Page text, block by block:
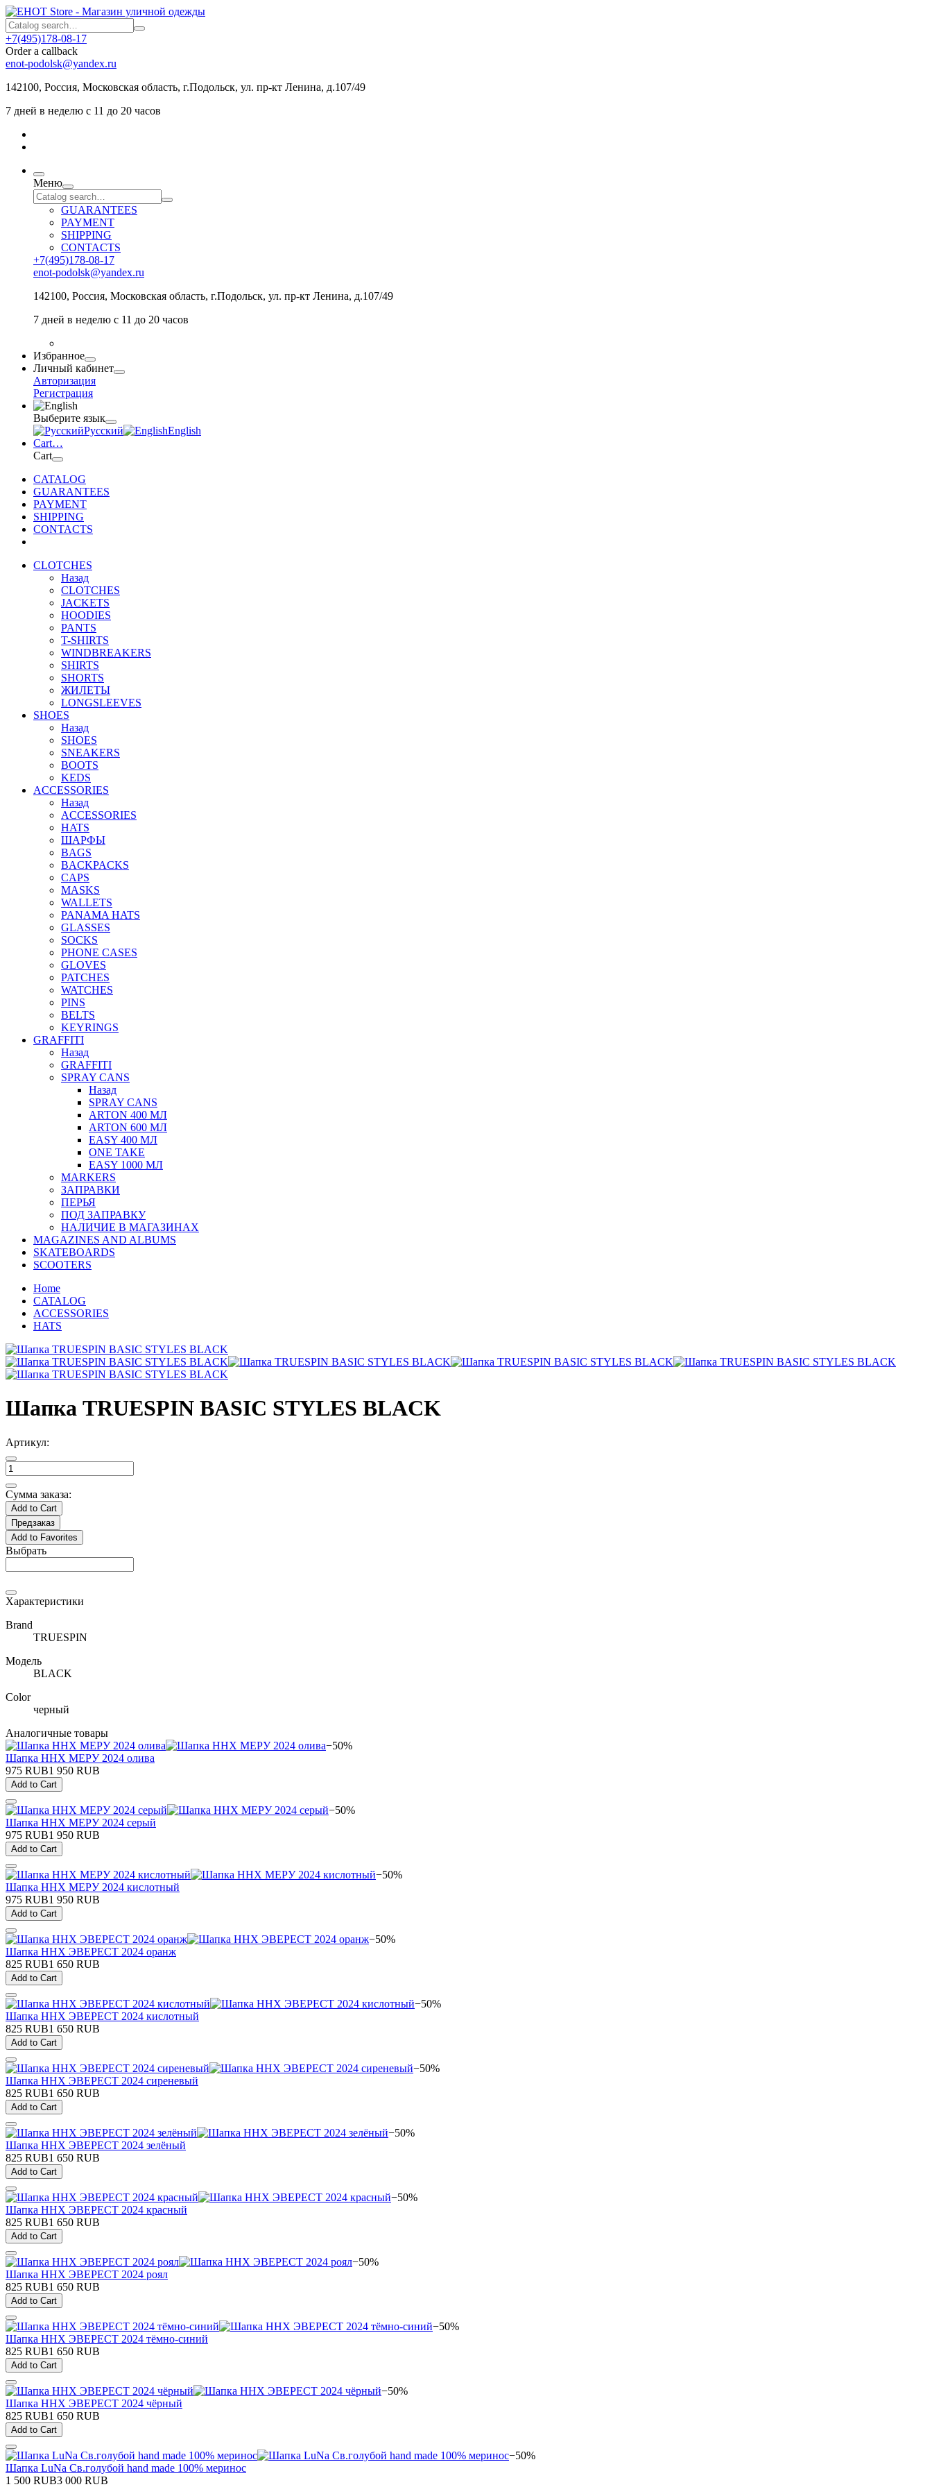
+7(495)178-08-17
Order a callback
enot-podolsk@yandex.ru
142100, Россия, Московская область, г.Подольск, ул. пр-кт Ленина, д.107/49
7 дней в неделю с 11 до 20 часов
Меню
GUARANTEES
PAYMENT
SHIPPING
CONTACTS
+7(495)178-08-17
enot-podolsk@yandex.ru
142100, Россия, Московская область, г.Подольск, ул. пр-кт Ленина, д.107/49
7 дней в неделю с 11 до 20 часов
Избранное
Личный кабинет
Авторизация
Регистрация
Выберите язык
Русский
English
Cart…
Cart
CATALOG
GUARANTEES
PAYMENT
SHIPPING
CONTACTS
CLOTCHES
Назад
CLOTCHES
JACKETS
HOODIES
PANTS
T-SHIRTS
WINDBREAKERS
SHIRTS
SHORTS
ЖИЛЕТЫ
LONGSLEEVES
SHOES
Назад
SHOES
SNEAKERS
BOOTS
KEDS
ACCESSORIES
Назад
ACCESSORIES
HATS
ШАРФЫ
BAGS
BACKPACKS
CAPS
MASKS
WALLETS
PANAMA HATS
GLASSES
SOCKS
PHONE CASES
GLOVES
PATCHES
WATCHES
PINS
BELTS
KEYRINGS
GRAFFITI
Назад
GRAFFITI
SPRAY CANS
Назад
SPRAY CANS
ARTON 400 МЛ
ARTON 600 МЛ
EASY 400 МЛ
ONE TAKE
EASY 1000 МЛ
MARKERS
ЗАПРАВКИ
ПЕРЬЯ
ПОД ЗАПРАВКУ
НАЛИЧИЕ В МАГАЗИНАХ
MAGAZINES AND ALBUMS
SKATEBOARDS
SCOOTERS
Home
CATALOG
ACCESSORIES
HATS
Шапка TRUESPIN BASIC STYLES BLACK
Артикул:
Сумма заказа:
Add to Cart
Предзаказ
Add to Favorites
Выбрать
Характеристики
Brand
TRUESPIN
Модель
BLACK
Color
черный
Аналогичные товары
−50%
Шапка ННХ МЕРУ 2024 олива
975 RUB1 950 RUB
Add to Cart
−50%
Шапка ННХ МЕРУ 2024 серый
975 RUB1 950 RUB
Add to Cart
−50%
Шапка ННХ МЕРУ 2024 кислотный
975 RUB1 950 RUB
Add to Cart
−50%
Шапка ННХ ЭВЕРЕСТ 2024 оранж
825 RUB1 650 RUB
Add to Cart
−50%
Шапка ННХ ЭВЕРЕСТ 2024 кислотный
825 RUB1 650 RUB
Add to Cart
−50%
Шапка ННХ ЭВЕРЕСТ 2024 сиреневый
825 RUB1 650 RUB
Add to Cart
−50%
Шапка ННХ ЭВЕРЕСТ 2024 зелёный
825 RUB1 650 RUB
Add to Cart
−50%
Шапка ННХ ЭВЕРЕСТ 2024 красный
825 RUB1 650 RUB
Add to Cart
−50%
Шапка ННХ ЭВЕРЕСТ 2024 роял
825 RUB1 650 RUB
Add to Cart
−50%
Шапка ННХ ЭВЕРЕСТ 2024 тёмно-синий
825 RUB1 650 RUB
Add to Cart
−50%
Шапка ННХ ЭВЕРЕСТ 2024 чёрный
825 RUB1 650 RUB
Add to Cart
−50%
Шапка LuNa Св.голубой hand made 100% меринос
1 500 RUB3 000 RUB